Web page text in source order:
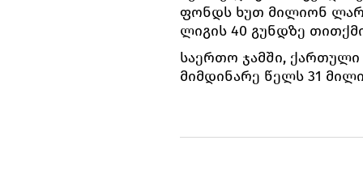
ფონდს ხუთ მილიონ
ლიგის 40 გუნდზე
საერთო ჯამში,
მიმდინარე წელს 31